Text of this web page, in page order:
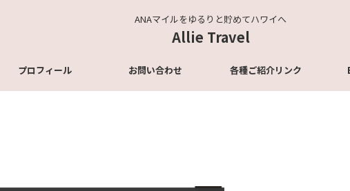
ANAマイルをゆるりと貯めてハワイへ
Allie Travel
プロフィール お問い合わせ 各種ご紹介リンク